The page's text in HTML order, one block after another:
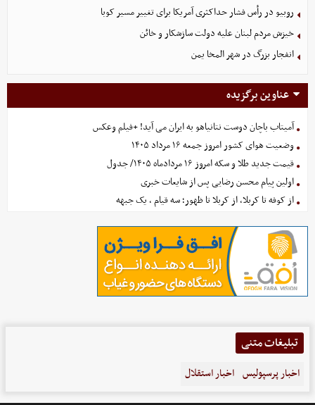
روبیو در رأس فشار حداکثری آمریکا برای تغییر مسیر کوبا
خیزش مردم لبنان علیه دولت سازشکار و خائن
انفجار بزرگ در شهر المخا یمن
عناوین برگزیده
آمیتاب باچان دوست نتانیاهو به ایران می آید! +فیلم وعکس
وضعیت هوای کشور امروز جمعه ۱۶ مرداد ۱۴۰۵
قیمت جدید طلا و سکه امروز ۱۶ مردادماه ۱۴۰۵/ جدول
اولین پیام محسن رضایی پس از شایعات خبری
از کوفه تا کربلا، از کربلا تا ظهور؛ سه قیام ، یک جبهه
تبلیغات متنی
اخبار پرسپولیس اخبار استقلال